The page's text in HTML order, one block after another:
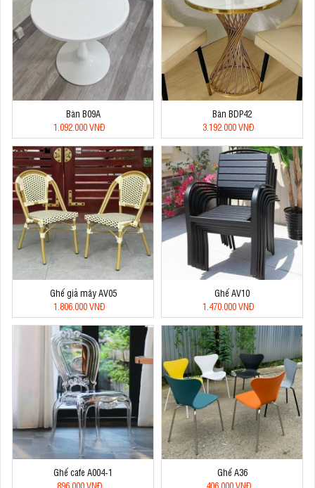
Bàn B09A
1.092.000 VNĐ
Bàn BDP42
3.192.000 VNĐ
Ghế giả mây AV05
1.806.000 VNĐ
Ghế AV10
1.470.000 VNĐ
Ghế cafe A004-1
896.000 VNĐ
Ghế A36
406.000 VNĐ